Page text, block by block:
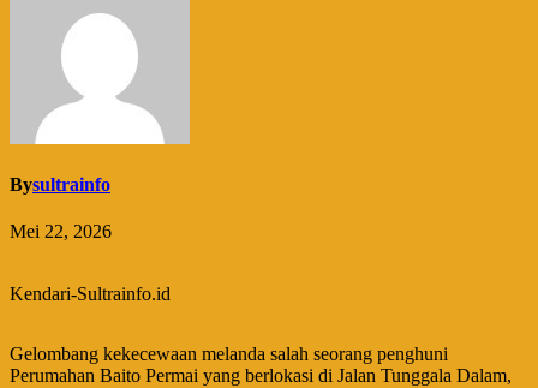
Bysultrainfo
Mei 22, 2026
Kendari-Sultrainfo.id
Gelombang kekecewaan melanda salah seorang penghuni
Perumahan Baito Permai yang berlokasi di Jalan Tunggala Dalam,